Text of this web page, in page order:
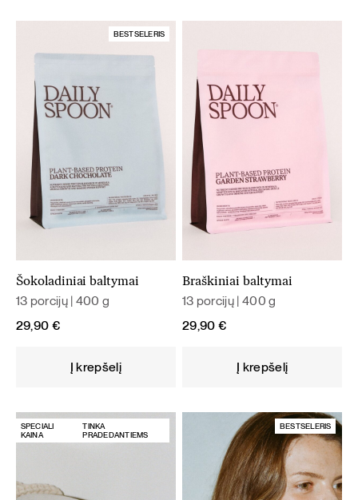
BESTSELERIS
Šokoladiniai baltymai
13 porcijų | 400 g
29,90 €
Į krepšelį
Braškiniai baltymai
13 porcijų | 400 g
29,90 €
Į krepšelį
SPECIALI
KAINA
TINKA
PRADEDANTIEMS
BESTSELERIS